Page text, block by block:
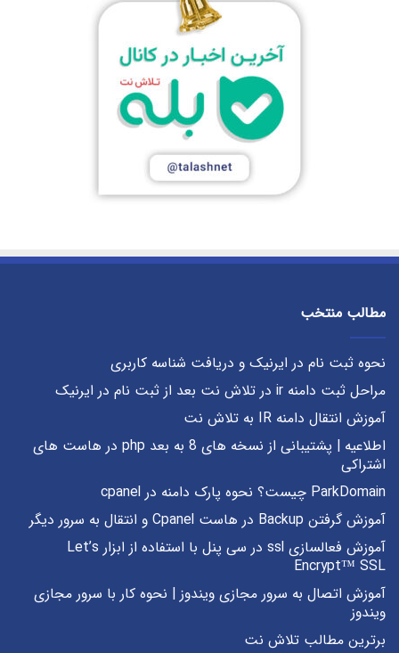
مطالب منتخب
نحوه ثبت نام در ایرنیک و دریافت شناسه کاربری
مراحل ثبت دامنه ir در تلاش نت بعد از ثبت نام در ایرنیک
آموزش انتقال دامنه IR به تلاش نت
اطلاعیه | پشتیبانی از نسخه های 8 به بعد php در هاست های
اشتراکی
ParkDomain چیست؟ نحوه پارک دامنه در cpanel
آموزش گرفتن Backup در هاست Cpanel و انتقال به سرور دیگر
آموزش فعالسازی ssl در سی پنل با استفاده از ابزار Let’s
Encrypt™ SSL
آموزش اتصال به سرور مجازی ویندوز | نحوه کار با سرور مجازی
ویندوز
برترین مطالب تلاش نت